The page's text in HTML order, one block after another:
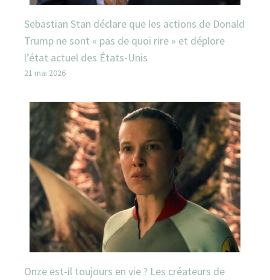
Sebastian Stan déclare que les actions de Donald
Trump ne sont « pas de quoi rire » et déplore
l’état actuel des États-Unis
21 mai 2026
Onze est-il toujours en vie ? Les créateurs de